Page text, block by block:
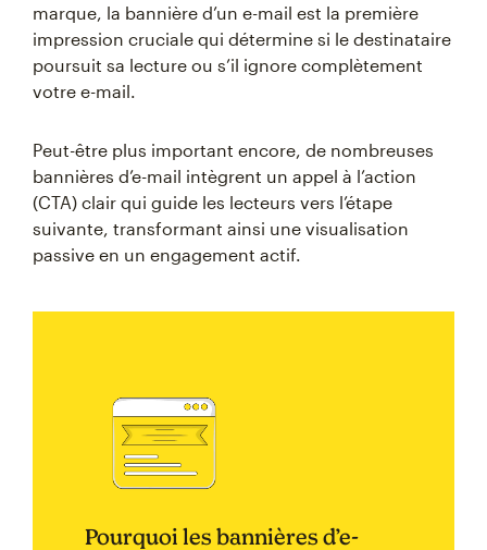
marque, la bannière d’un e-mail est la première
impression cruciale qui détermine si le destinataire
poursuit sa lecture ou s’il ignore complètement
votre e-mail.
Peut-être plus important encore, de nombreuses
bannières d’e-mail intègrent un appel à l’action
(CTA) clair qui guide les lecteurs vers l’étape
suivante, transformant ainsi une visualisation
passive en un engagement actif.
Pourquoi les bannières d’e-